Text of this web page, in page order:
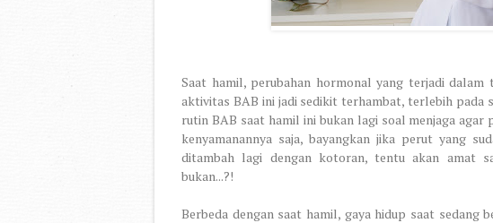
Saat hamil, perubahan hormonal yang terjadi
aktivitas BAB ini jadi sedikit terhambat, terlebih pada
rutin BAB saat hamil ini bukan lagi soal menjaga
kenyamanannya saja, bayangkan jika perut yang
ditambah lagi dengan kotoran, tentu akan amat
bukan...?!
Berbeda dengan saat hamil, gaya hidup saat sedang